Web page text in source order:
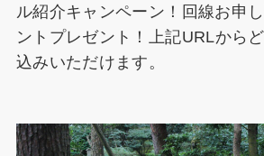
ル紹介キャンペーン！回線お申
ントプレゼント！上記URLから
込みいただけます。